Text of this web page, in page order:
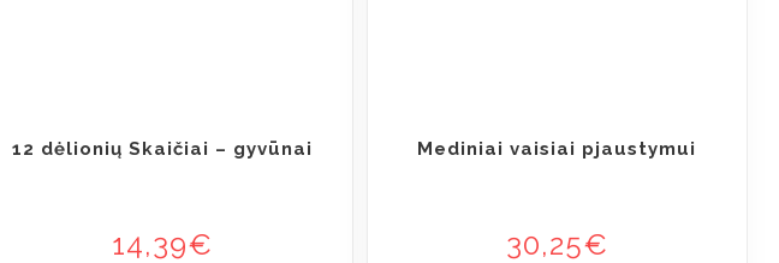
12 dėlionių Skaičiai – gyvūnai
14,39€
Mediniai vaisiai pjaustymui
30,25€